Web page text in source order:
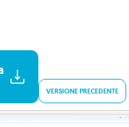
VERSIONE PRECEDENTE